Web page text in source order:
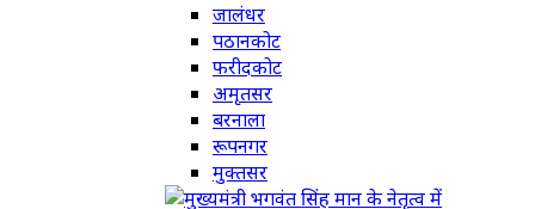
जालंधर
पठानकोट
फरीदकोट
अमृतसर
बरनाला
रूपनगर
मुक्तसर